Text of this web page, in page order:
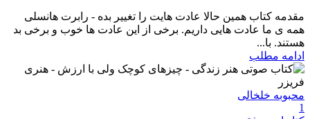
مقدمه کتاب همین حالا عادت هایت را تغییر بده - رابرت هانسلی
همه ی ما عادت هایی داریم. برخی از این عادت ها خوب و برخی بد
هستند. با...
ادامه مطلب
محبوبه خلخالی
1